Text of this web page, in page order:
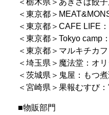
＜栃木県＞あきさば餃
＜東京都＞
＜東京都＞CAFE LIFE
＜東京都＞Tokyo camp
＜東京都＞マルキチカ
＜埼玉県＞魔法堂：オ
＜茨城県＞鬼屋：もつ
＜宮崎県＞果報むすび
■物販部門